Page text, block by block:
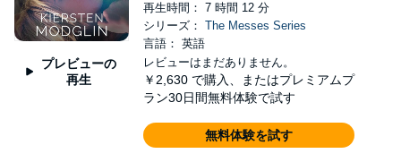
プレビューの
再生
再生時間： 7 時間 12 分
シリーズ： The Messes Series
言語： 英語
レビューはまだありません。
￥2,630 で購入、またはプレミアムプ
ラン30日間無料体験で試す
無料体験を試す